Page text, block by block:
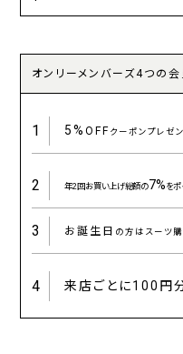
オンリーメンバーズ4つの
1 5%OFFクーポンプレゼ
2 年2回お買い上げ総額の7%をポ
3 お誕生日 の方はスーツ
4 来店ごとに100円